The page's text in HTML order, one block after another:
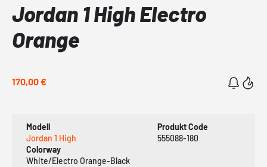
Jordan 1 High Electro
Orange
170,00 €
Modell
Jordan 1 High
Produkt Code
555088-180
Colorway
White/Electro Orange-Black